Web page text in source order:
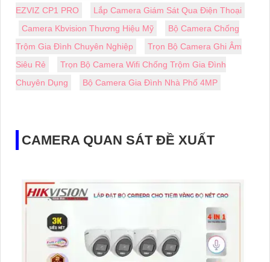
EZVIZ CP1 PRO
Lắp Camera Giám Sát Qua Điện Thoại
Camera Kbvision Thương Hiệu Mỹ
Bộ Camera Chống
Trộm Gia Đình Chuyên Nghiệp
Trọn Bộ Camera Ghi Âm
Siêu Rẻ
Trọn Bộ Camera Wifi Chống Trộm Gia Đình
Chuyên Dụng
Bộ Camera Gia Đình Nhà Phố 4MP
CAMERA QUAN SÁT ĐỀ XUẤT